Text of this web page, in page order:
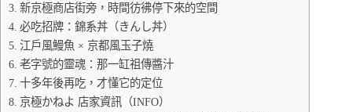
新京極商店街旁，時間彷彿停下來的空間
必吃招牌：錦系丼（きんし丼）
江戶風鰻魚 × 京都風玉子燒
老字號的靈魂：那一缸祖傳醬汁
十多年後再吃，才懂它的定位
京極かねよ 店家資訊（INFO）